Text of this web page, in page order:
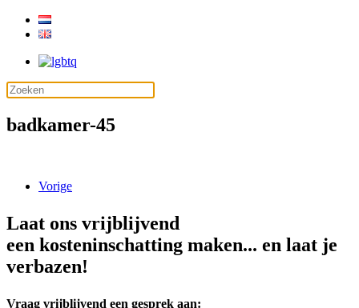
badkamer-45
Vorige
Laat ons vrijblijvend
een kosteninschatting maken... en laat je
verbazen!
Vraag vrijblijvend een gesprek aan: